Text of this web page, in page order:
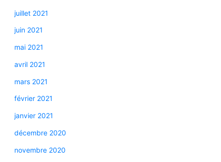
juillet 2021
juin 2021
mai 2021
avril 2021
mars 2021
février 2021
janvier 2021
décembre 2020
novembre 2020